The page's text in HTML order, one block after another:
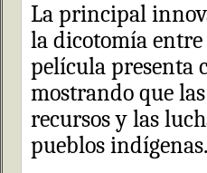
La principal
la dicotomía
película presenta
mostrando que
recursos y las
pueblos indígenas.